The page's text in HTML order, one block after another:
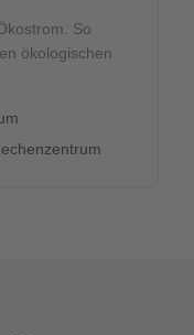
So
ökologischen